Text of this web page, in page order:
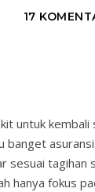
17
untuk
banget
sesuai tagihan
hanya fokus